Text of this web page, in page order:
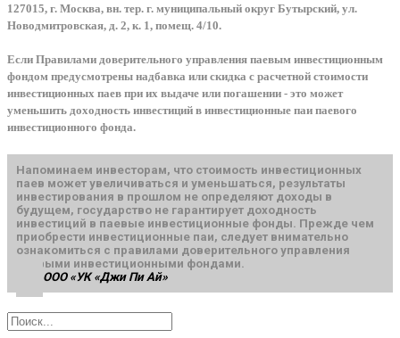
127015, г. Москва, вн. тер. г. муниципальный округ Бутырский, ул.
Новодмитровская, д. 2, к. 1, помещ. 4/10.
Если Правилами доверительного управления паевым инвестиционным
фондом предусмотрены надбавка или скидка с расчетной стоимости
инвестиционных паев при их выдаче или погашении - это может
уменьшить доходность инвестиций в инвестиционные паи паевого
инвестиционного фонда.
Напоминаем инвесторам, что стоимость инвестиционных
паев может увеличиваться и уменьшаться, результаты
инвестирования в прошлом не определяют доходы в
будущем, государство не гарантирует доходность
инвестиций в паевые инвестиционные фонды. Прежде чем
приобрести инвестиционные паи, следует внимательно
ознакомиться с правилами доверительного управления
паевыми инвестиционными фондами.
ООО «УК «Джи Пи Ай»